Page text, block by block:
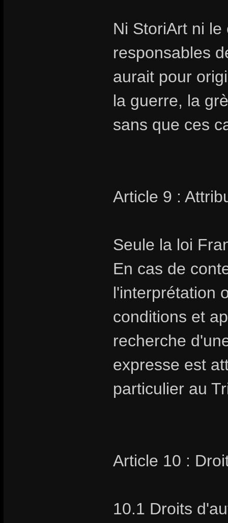
Ni StoriArt ni
responsables
aurait pour
la guerre, la
sans que ces
Article 9 :
Seule la loi
En cas de
l'interprétation
conditions et
recherche
expresse est
particulier au
Article 10 :
10.1 Droits